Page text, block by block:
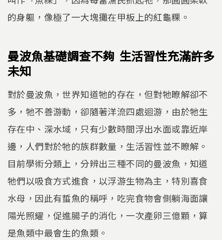
的身軀，像極了一大塊攤在甲板上的紅龜粿。
曼波魚基礎調查不夠 生活習性充滿許多
未知
對於曼波魚，世界知道牠的存在，但對牠瞭解卻不
多，牠不善游動，卻隨著洋流四處迴游，由於牠生
存在中、深水域，只有少數時間浮出水面或靠近岸
邊，人們對於牠的族群數量，生活習性並不瞭解。
目前學術分類上，分辨出三種不同的曼波魚，知道
牠們以吸食方式進食，以浮游生物為主，特別喜食
水母，因此有蜇魚的稱呼，吃完食物會側躺海面讓
陽光照耀，促進腸子的消化，一次產卵三億顆，算
是魚類中最會生的魚類。